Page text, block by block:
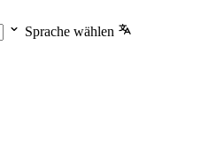
Sprache wählen